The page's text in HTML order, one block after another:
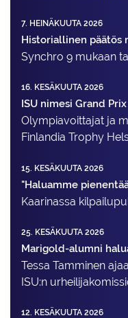
7. HEINÄKUUTA 2026
Historiallinen
Synchro 9 mukaan
16. KESÄKUUTA 2026
ISU nimesi Grand
Olympiavoittajat ja
Finlandia Trophy
15. KESÄKUUTA 2026
"Haluamme
Kaarinassa
25. KESÄKUUTA 2026
Marigold-alumni
Tessa Tamminen
ISU:n
12. KESÄKUUTA 2026